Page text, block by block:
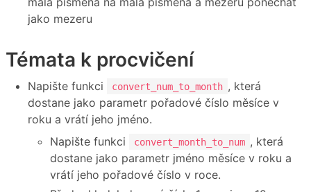
jako mezeru
Témata k procvičení
Napište funkci convert_num_to_month , která
dostane jako parametr pořadové číslo měsíce v
roku a vrátí jeho jméno.
Napište funkci
convert_month_to_num , která
dostane jako parametr jméno měsíce v roku a
vrátí jeho pořadové číslo v roce.